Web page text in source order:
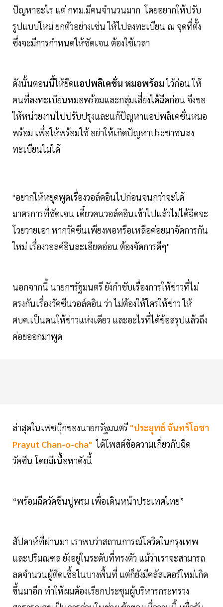
ปัญหาอะไร แต่ กทม.มีคนจำนวนมาก โดยอยากให้ปรับ
รูปแบบใหม่ ยกตัวอย่างเช่น ให้ไปลงทะเบียน ณ จุดที่ตั้ง
ซึ่งจะมีการกำหนดให้ชัดเจน ต้องใช้เวลา
ดังนั้นตอนนี้ให้ยึดแอปพลิเคชั่น หมอพร้อมไว้ก่อน ให้
คนที่ลงทะเบียนหมอพร้อมและกลุ่มเสี่ยงได้ฉีดก่อน จึงขอ
ให้หน่วยงานไปปรับปรุงและแก้ปัญหาแอปพลิเคชั่นหมอ
พร้อม เพื่อให้พร้อมใช้ อย่าให้เกิดปัญหาประชาชนลง
ทะเบียนไม่ได้
"อยากให้หยุดพูดเรื่องวอล์คอินไปก่อนจนกว่าจะได้
มาตรการที่ชัดเจน เดี๋ยวคนวอล์คอินเข้าไปแล้วไม่ได้ฉีดจะ
โวยวายเอา หากวัคซีนเพียงพอหรือเหลือค่อยมาจัดการกัน
ใหม่ เรื่องวอลค์อินละเอียดอ่อน ต้องจัดการดีๆ"
นอกจากนี้ นายกฯรัฐมนตรี ยังกำชับเรื่องการให้ข่าวที่ไม่
ตรงกันเรื่องวัคซีนวอล์คอิน ว่า ไม่ต้องให้ใครให้ข่าว ให้
ศบค.เป็นคนให้ข่าวแห่งเดียว และอะไรที่ได้ข้อสรุปแล้วถึง
ค่อยออกมาพูด
ล่าสุดในเฟซบุ๊กของนายกรัฐมนตรี "ประยุทธ์ จันทร์โอชา
Prayut Chan-o-cha"ได้โพสต์ข้อความเกี่ยวกับฉีด
วัคซีน โดยมีเนื้อหาดังนี้
“พร้อมฉีดวัคซีนปูพรม เพื่อเดินหน้าประเทศไทย”
สัปดาห์ที่ผ่านมา เราพบว่าสถานการณ์โควิดในกรุงเทพ
และปริมณฑล ยังอยู่ในระดับที่ทรงตัว แม้ว่าเราจะสามารถ
ลดจำนวนผู้ติดเชื้อในบางพื้นที่ แต่ก็ยังมีคลัสเตอร์ใหม่เกิด
ขึ้นมาอีก ทำให้ผมต้องเรียกประชุมผู้บริหารกระทรวง